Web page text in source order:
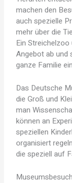
machen den
auch spezielle
mehr über die
Ein
Angebot ab und
ganze Familie
Das Deutsche
die Groß und
man
können an
speziellen
organisiert
die speziell auf